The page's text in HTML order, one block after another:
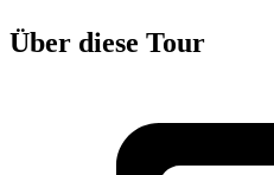
Über diese Tour